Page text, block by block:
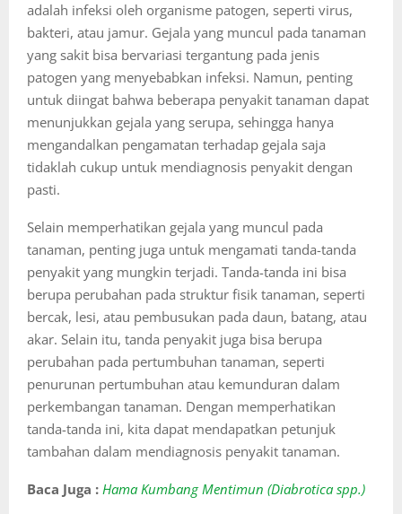
adalah infeksi oleh organisme patogen, seperti virus,
bakteri, atau jamur. Gejala yang muncul pada tanaman
yang sakit bisa bervariasi tergantung pada jenis
patogen yang menyebabkan infeksi. Namun, penting
untuk diingat bahwa beberapa penyakit tanaman dapat
menunjukkan gejala yang serupa, sehingga hanya
mengandalkan pengamatan terhadap gejala saja
tidaklah cukup untuk mendiagnosis penyakit dengan
pasti.
Selain memperhatikan gejala yang muncul pada
tanaman, penting juga untuk mengamati tanda-tanda
penyakit yang mungkin terjadi. Tanda-tanda ini bisa
berupa perubahan pada struktur fisik tanaman, seperti
bercak, lesi, atau pembusukan pada daun, batang, atau
akar. Selain itu, tanda penyakit juga bisa berupa
perubahan pada pertumbuhan tanaman, seperti
penurunan pertumbuhan atau kemunduran dalam
perkembangan tanaman. Dengan memperhatikan
tanda-tanda ini, kita dapat mendapatkan petunjuk
tambahan dalam mendiagnosis penyakit tanaman.
Baca Juga : Hama Kumbang Mentimun (Diabrotica spp.)